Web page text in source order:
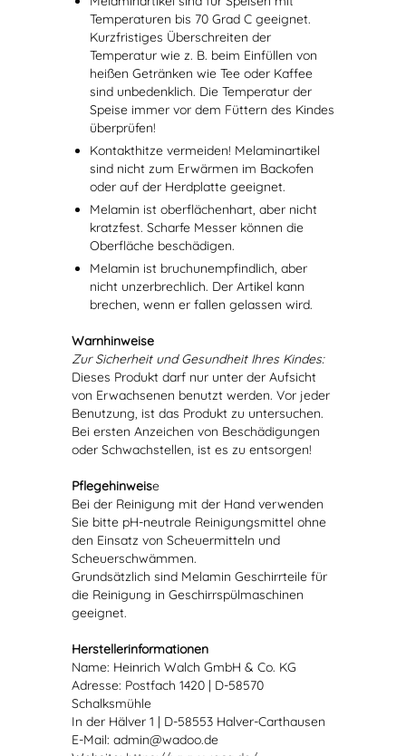
Temperaturen bis 70 Grad C geeignet.
Kurzfristiges Überschreiten der
Temperatur wie z. B. beim Einfüllen von
heißen Getränken wie Tee oder Kaffee
sind unbedenklich. Die Temperatur der
Speise immer vor dem Füttern des Kindes
überprüfen!
Kontakthitze vermeiden! Melaminartikel
sind nicht zum Erwärmen im Backofen
oder auf der Herdplatte geeignet.
Melamin ist oberflächenhart, aber nicht
kratzfest. Scharfe Messer können die
Oberfläche beschädigen.
Melamin ist bruchunempfindlich, aber
nicht unzerbrechlich. Der Artikel kann
brechen, wenn er fallen gelassen wird.
Warnhinweise
Zur Sicherheit und Gesundheit Ihres Kindes:
Dieses Produkt darf nur unter der Aufsicht
von Erwachsenen benutzt werden. Vor jeder
Benutzung, ist das Produkt zu untersuchen.
Bei ersten Anzeichen von Beschädigungen
oder Schwachstellen, ist es zu entsorgen!
Pflegehinweise
Bei der Reinigung mit der Hand verwenden
Sie bitte pH-neutrale Reinigungsmittel ohne
den Einsatz von Scheuermitteln und
Scheuerschwämmen.
Grundsätzlich sind Melamin Geschirrteile für
die Reinigung in Geschirrspülmaschinen
geeignet.
Herstellerinformationen
Name: Heinrich Walch GmbH & Co. KG
Adresse: Postfach 1420 | D-58570
Schalksmühle
In der Hälver 1 | D-58553 Halver-Carthausen
E-Mail: admin@wadoo.de